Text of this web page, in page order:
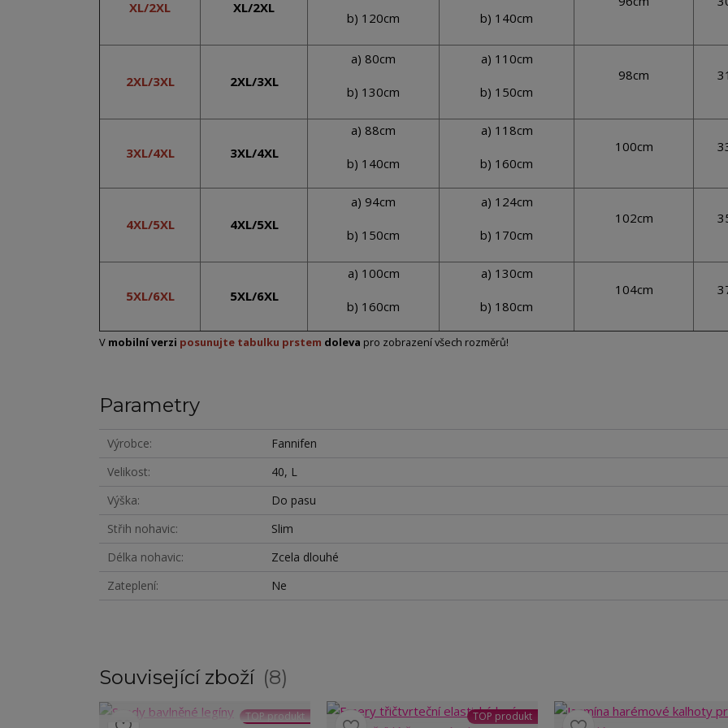
XL/2XL XL/2XL
b) 120cm b) 140cm
2XL/3XL 2XL/3XL
a) 80cm
b) 130cm
a) 110cm
b) 150cm
98cm
3XL/4XL 3XL/4XL
a) 88cm
b) 140cm
a) 118cm
b) 160cm
100cm
4XL/5XL 4XL/5XL
a) 94cm
b) 150cm
a) 124cm
b) 170cm
102cm
5XL/6XL 5XL/6XL
a) 100cm
b) 160cm
a) 130cm
b) 180cm
104cm
V mobilní verzi posunujte tabulku prstem doleva pro zobrazení všech rozměrů!
Parametry
Výrobce
Fannifen
Velikost
40, L
Výška
Do pasu
Střih nohavic
Slim
Délka nohavic
Zcela dlouhé
Zateplení
Ne
Související zboží 8
TOP produkt TOP produkt